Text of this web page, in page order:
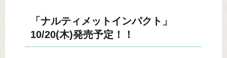
「ナルティメットインパクト」
10/20(木)発売予定！！